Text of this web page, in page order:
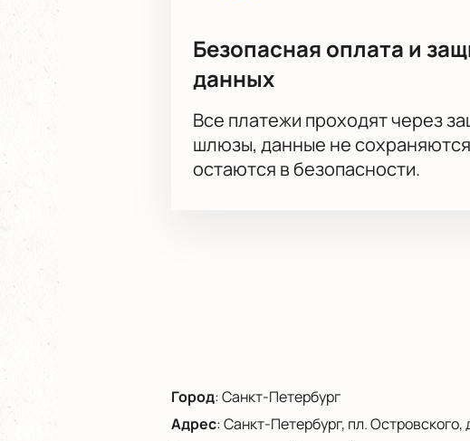
Безопасная оплата и
данных
Все платежи проходят через
шлюзы, данные не
остаются в безопасности.
Город:Санкт-Петербург
Адрес:Санкт-Петербург, пл. Островского,